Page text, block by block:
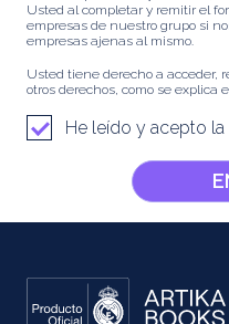
Usted al completar y remitir el
empresas de nuestro grupo si
empresas ajenas al mismo.
Usted tiene derecho a acceder,
otros derechos, como se explica
He leído y acepto la